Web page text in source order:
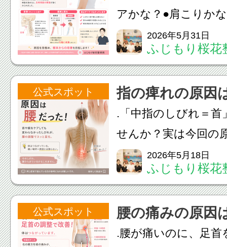
アかな？●肩こりか
かな？と思う方が多
はそれだけではあり
患者様は、腕のしび
したが、検査を進め
2026年5月31日
ふじもり桜花
公式スポット 指の痺れの原因
.「中指のしびれ＝首
せんか？実は今回の
しても変わらなかっ
の調整でスッと変化
因がないこと、結構
たなら“首”と“腰”ど
2026年5月18日
ふじもり桜花
公式スポット 腰の痛みの原因
.腰が痛いのに、足首